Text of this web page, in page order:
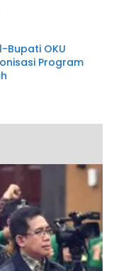
Bupati OKU
Program